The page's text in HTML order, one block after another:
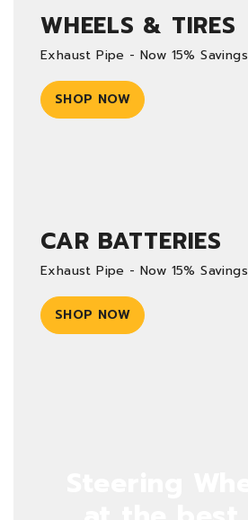
WHEELS & TIRES
Exhaust Pipe - Now 15% Savings
SHOP NOW
CAR BATTERIES
Exhaust Pipe - Now 15% Savings
SHOP NOW